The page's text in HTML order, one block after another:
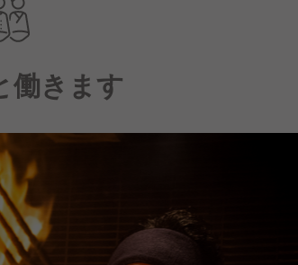
働きます